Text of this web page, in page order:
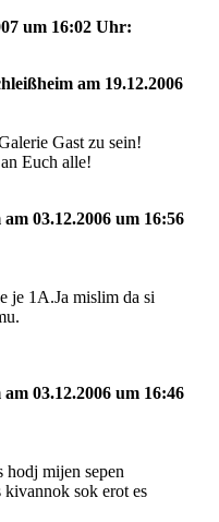
um 16:02 Uhr:
am 19.12.2006
Gast zu sein!
Euch alle!
03.12.2006 um 16:56
je 1A.Ja mislim da si
03.12.2006 um 16:46
hodj mijen sepen
kivannok sok erot es